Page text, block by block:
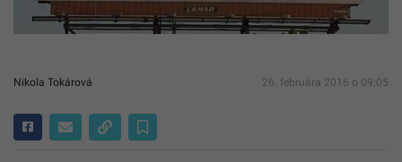
Nikola Tokárová 26. februára 2016 o 09:05